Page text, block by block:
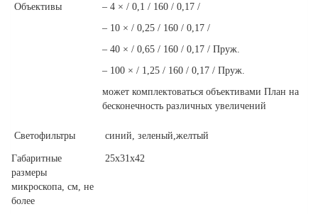
Объективы
– 4 × / 0,1 / 160 / 0,17 /
– 10 × / 0,25 / 160 / 0,17 /
– 40 × / 0,65 / 160 / 0,17 / Пруж.
– 100 × / 1,25 / 160 / 0,17 / Пруж.
может комплектоваться объективами План на
бесконечность различных увеличений
Cветофильтры синий, зеленый,желтый
Габаритные
размеры
микроскопа, cм, не
более
25х31х42